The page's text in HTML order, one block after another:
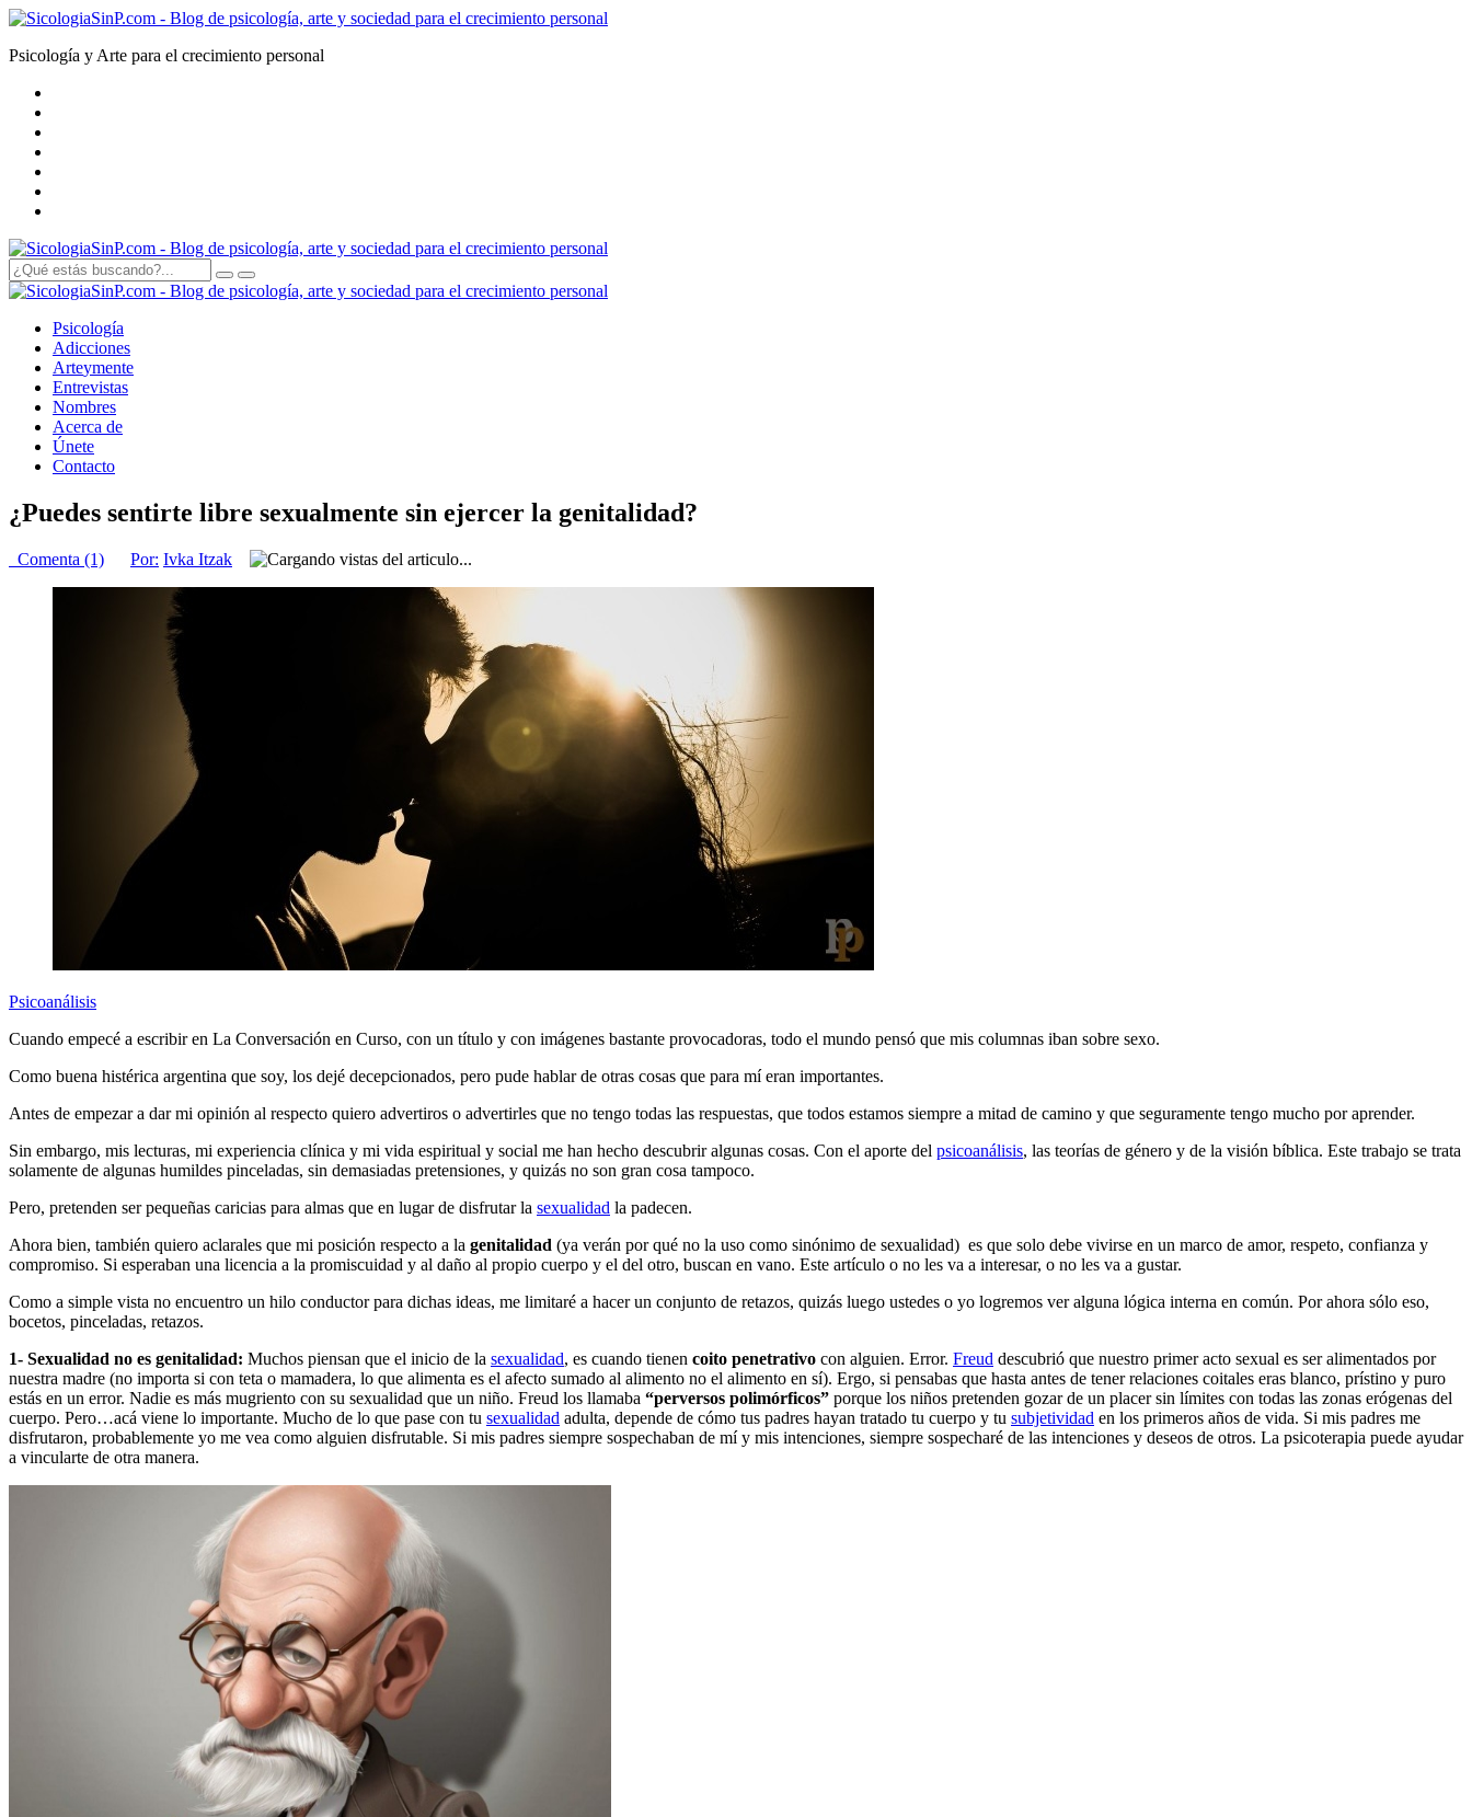
Psicología y Arte para el crecimiento personal
Psicología
Adicciones
Arteymente
Entrevistas
Nombres
Acerca de
Únete
Contacto
¿Puedes sentirte libre sexualmente sin ejercer la genitalidad?
Comenta (1) Por: Ivka Itzak
Psicoanálisis
Cuando empecé a escribir en La Conversación en Curso, con un título y con imágenes bastante provocadoras, todo el mundo pensó que mis columnas iban sobre sexo.
Como buena histérica argentina que soy, los dejé decepcionados, pero pude hablar de otras cosas que para mí eran importantes.
Antes de empezar a dar mi opinión al respecto quiero advertiros o advertirles que no tengo todas las respuestas, que todos estamos siempre a mitad de camino y que seguramente tengo mucho por aprender.
Sin embargo, mis lecturas, mi experiencia clínica y mi vida espiritual y social me han hecho descubrir algunas cosas. Con el aporte del psicoanálisis, las teorías de género y de la visión bíblica. Este trabajo se trata
solamente de algunas humildes pinceladas, sin demasiadas pretensiones, y quizás no son gran cosa tampoco.
Pero, pretenden ser pequeñas caricias para almas que en lugar de disfrutar la sexualidad la padecen.
Ahora bien, también quiero aclarales que mi posición respecto a la genitalidad (ya verán por qué no la uso como sinónimo de sexualidad) es que solo debe vivirse en un marco de amor, respeto, confianza y
compromiso. Si esperaban una licencia a la promiscuidad y al daño al propio cuerpo y el del otro, buscan en vano. Este artículo o no les va a interesar, o no les va a gustar.
Como a simple vista no encuentro un hilo conductor para dichas ideas, me limitaré a hacer un conjunto de retazos, quizás luego ustedes o yo logremos ver alguna lógica interna en común. Por ahora sólo eso,
bocetos, pinceladas, retazos.
1- Sexualidad no es genitalidad: Muchos piensan que el inicio de la sexualidad, es cuando tienen coito penetrativo con alguien. Error. Freud descubrió que nuestro primer acto sexual es ser alimentados por
nuestra madre (no importa si con teta o mamadera, lo que alimenta es el afecto sumado al alimento no el alimento en sí). Ergo, si pensabas que hasta antes de tener relaciones coitales eras blanco, prístino y puro
estás en un error. Nadie es más mugriento con su sexualidad que un niño. Freud los llamaba “perversos polimórficos” porque los niños pretenden gozar de un placer sin límites con todas las zonas erógenas del
cuerpo. Pero…acá viene lo importante. Mucho de lo que pase con tu sexualidad adulta, depende de cómo tus padres hayan tratado tu cuerpo y tu subjetividad en los primeros años de vida. Si mis padres me
disfrutaron, probablemente yo me vea como alguien disfrutable. Si mis padres siempre sospechaban de mí y mis intenciones, siempre sospecharé de las intenciones y deseos de otros. La psicoterapia puede ayudar
a vincularte de otra manera.